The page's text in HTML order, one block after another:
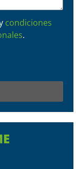
condiciones
.